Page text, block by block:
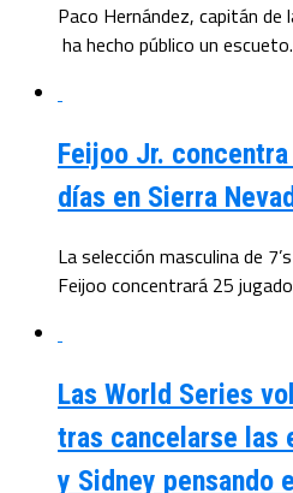
Paco Hernández, capitán de
ha hecho público un
Feijoo Jr. concentra
días en Sierra
La selección masculina de
Feijoo concentrará 25
Las World Series
tras cancelarse las
y Sidney pensando